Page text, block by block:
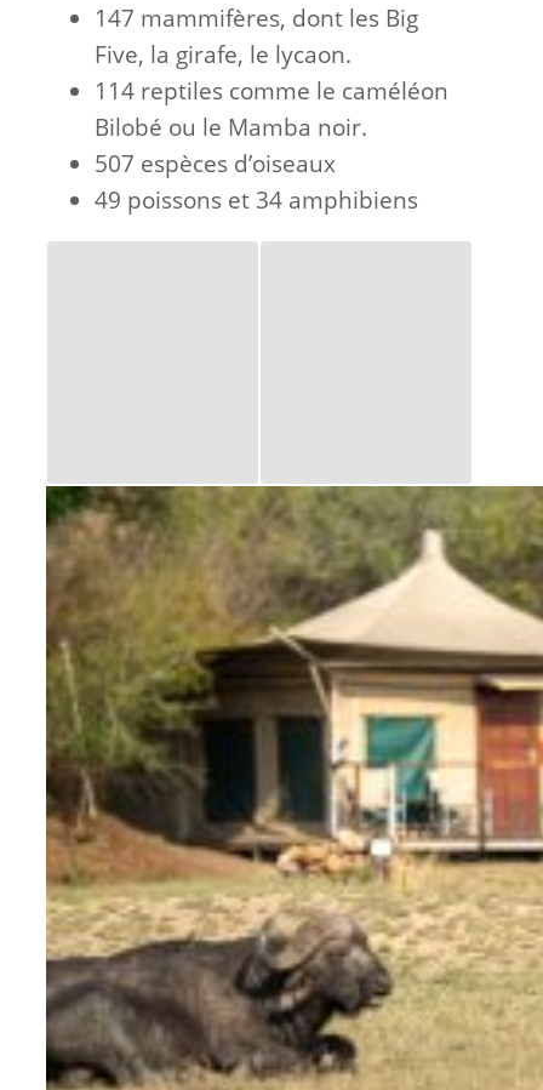
147 mammifères, dont les Big
Five, la girafe, le lycaon.
114 reptiles comme le caméléon
Bilobé ou le Mamba noir.
507 espèces d’oiseaux
49 poissons et 34 amphibiens